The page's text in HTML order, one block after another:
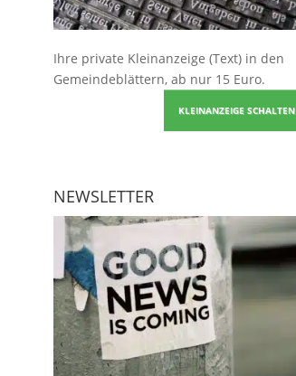
Ihre private Kleinanzeige (Text) in den
Gemeindeblättern, ab nur 15 Euro.
KLEINANZEIGE SCHALTEN
NEWSLETTER